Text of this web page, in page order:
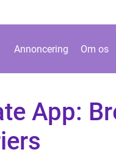
Annoncering Om os
App: